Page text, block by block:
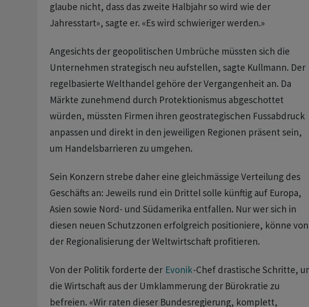
glaube nicht, dass das zweite Halbjahr so wird wie der
Jahresstart», sagte er. «Es wird schwieriger werden.»
Angesichts der geopolitischen Umbrüche müssten sich die
Unternehmen strategisch neu aufstellen, sagte Kullmann. Der
regelbasierte Welthandel gehöre der ​Vergangenheit an. ​Da
Märkte zunehmend durch Protektionismus abgeschottet
würden, müssten Firmen ihren geostrategischen ⁠Fussabdruck
anpassen und direkt in den jeweiligen Regionen präsent sein,
um Handelsbarrieren ​zu umgehen.
Sein Konzern strebe daher ⁠eine gleichmässige Verteilung des
Geschäfts an: Jeweils rund ein Drittel solle künftig auf Europa,
Asien sowie Nord- und Südamerika entfallen. ‌Nur wer sich in
diesen neuen Schutzzonen erfolgreich positioniere, könne von
der Regionalisierung der Weltwirtschaft profitieren.
Von der Politik forderte der Evonik-Chef drastische Schritte,
die Wirtschaft aus der Umklammerung der Bürokratie zu
befreien. «Wir raten dieser ‌Bundesregierung, komplett,